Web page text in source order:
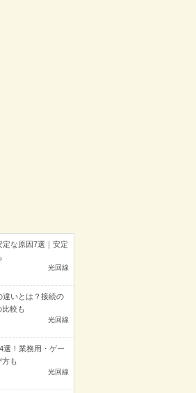
定な原因7選｜安定
光回線
違いとは？接続の
比較も
光回線
選！業務用・ゲー
方も
光回線